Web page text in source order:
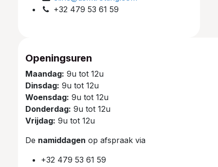
+32 479 53 61 59
Openingsuren
Maandag: 9u tot 12u
Dinsdag: 9u tot 12u
Woensdag: 9u tot 12u
Donderdag: 9u tot 12u
Vrijdag: 9u tot 12u
De namiddagen op afspraak via
+32 479 53 61 59